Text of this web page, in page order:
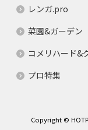
レンガ.pro
菜園&ガーデン
コメリハード&
プロ特集
Copyright ©